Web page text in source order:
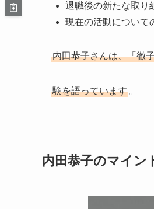
退職後の新たな取り
現在の活動について
内田恭子さんは、「徹
験を語っています 。
内田恭子のマイン